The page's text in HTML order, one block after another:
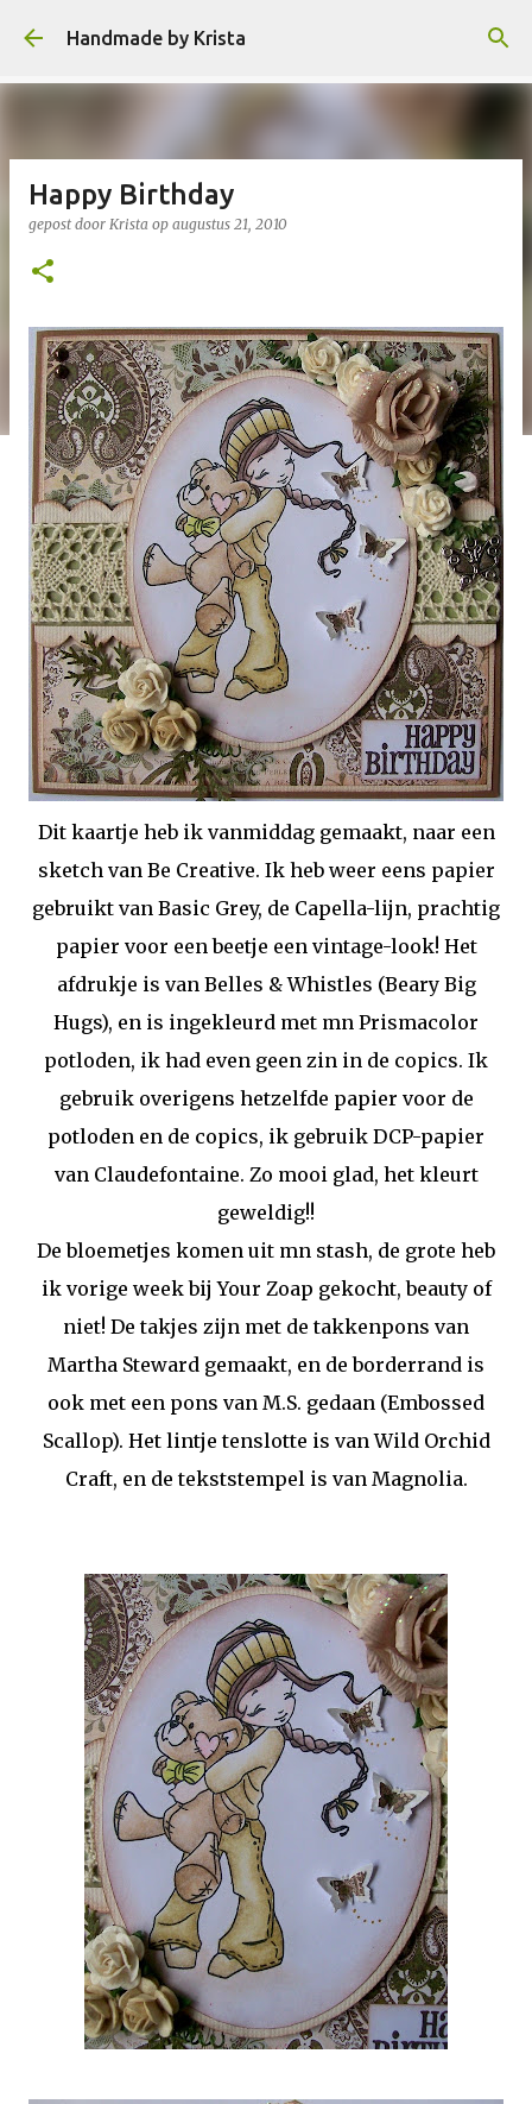
Doorgaan naar hoofdcontent
Handmade by Krista
Happy Birthday
gepost door Krista op augustus 21, 2010
Dit kaartje heb ik vanmiddag gemaakt, naar een
sketch van Be Creative. Ik heb weer eens papier
gebruikt van Basic Grey, de Capella-lijn, prachtig
papier voor een beetje een vintage-look! Het
afdrukje is van Belles & Whistles (Beary Big
Hugs), en is ingekleurd met mn Prismacolor
potloden, ik had even geen zin in de copics. Ik
gebruik overigens hetzelfde papier voor de
potloden en de copics, ik gebruik DCP-papier
van Claudefontaine. Zo mooi glad, het kleurt
geweldig!!
De bloemetjes komen uit mn stash, de grote heb
ik vorige week bij Your Zoap gekocht, beauty of
niet! De takjes zijn met de takkenpons van
Martha Steward gemaakt, en de borderrand is
ook met een pons van M.S. gedaan (Embossed
Scallop). Het lintje tenslotte is van Wild Orchid
Craft, en de tekststempel is van Magnolia.